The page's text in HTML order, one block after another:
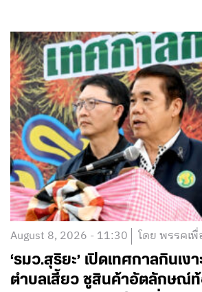
August 8, 2026 - 11:30 โดย พรรคเพื่
‘รมว.สุริยะ’ เปิดเทศกาลกินเง
ตำบลเสี้ยว ชูสินค้าอัตลักษณ์ท้